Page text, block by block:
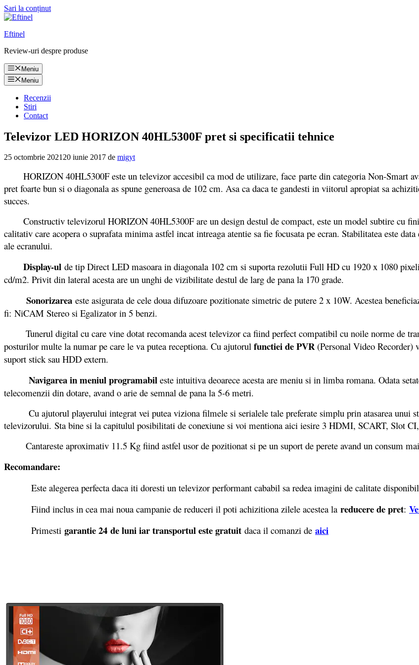
Sari la conținut
Eftinel
Review-uri despre produse
Meniu
Meniu
Recenzii
Stiri
Contact
Televizor LED HORIZON 40HL5300F pret si specificatii tehnice
25 octombrie 202120 iunie 2017 de migyt
HORIZON 40HL5300F este un televizor accesibil ca mod de utilizare, face parte din categoria Non-Smart
pret foarte bun si o diagonala as spune generoasa de 102 cm. Asa ca daca te gandesti in viitorul apropiat sa
succes.
Constructiv televizorul HORIZON 40HL5300F are un design destul de compact, este un model subtire cu
calitativ care acopera o suprafata minima astfel incat intreaga atentie sa fie focusata pe ecran. Stabilitatea este
ale ecranului.
Display-ul de tip Direct LED masoara in diagonala 102 cm si suporta rezolutii Full HD cu 1920 x 1080
cd/m2. Privit din lateral acesta are un unghi de vizibilitate destul de larg de pana la 170 grade.
Sonorizarea este asigurata de cele doua difuzoare pozitionate simetric de putere 2 x 10W. Acestea
fi: NiCAM Stereo si Egalizator in 5 benzi.
Tunerul digital cu care vine dotat recomanda acest televizor ca fiind perfect compatibil cu noile norme de
posturilor multe la numar pe care le va putea receptiona. Cu ajutorul functiei de PVR(Personal Video Recorder)
suport stick sau HDD extern.
Navigarea in meniul programabil este intuitiva deoarece acesta are meniu si in limba romana. Odata
telecomenzii din dotare, avand o arie de semnal de pana la 5-6 metri.
Cu ajutorul playerului integrat vei putea viziona filmele si serialele tale preferate simplu prin atasarea unui
televizorului. Sta bine si la capitulul posibilitati de conexiune si voi mentiona aici iesire 3 HDMI, SCART, Slot
Cantareste aproximativ 11.5 Kg fiind astfel usor de pozitionat si pe un suport de perete avand un consum
Recomandare:
Este alegerea perfecta daca iti doresti un televizor performant cababil sa redea imagini de calitate
Fiind inclus in cea mai noua campanie de reduceri il poti achizitiona zilele acestea la reducere de pret:
Primesti garantie 24 de luni iar transportul este gratuit daca il comanzi de aici